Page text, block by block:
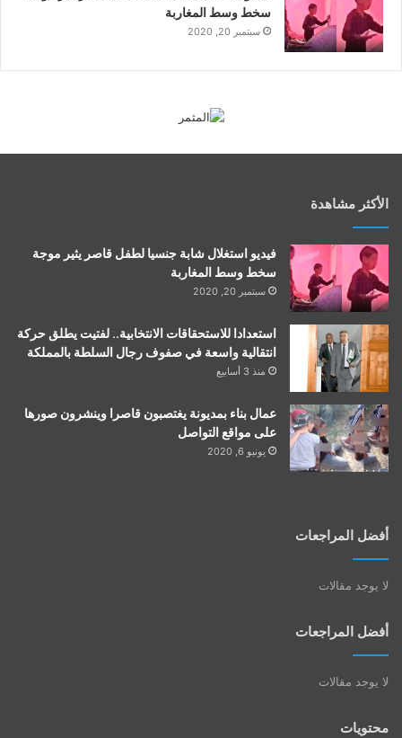
سخط وسط المغاربة
سبتمبر 20, 2020
الأكثر مشاهدة
فيديو استغلال شابة جنسيا لطفل قاصر يثير موجة
سخط وسط المغاربة
سبتمبر 20, 2020
استعدادا للاستحقاقات الانتخابية.. لفتيت يطلق حركة
انتقالية واسعة في صفوف رجال السلطة بالمملكة
منذ 3 أسابيع
عمال بناء بمديونة يغتصبون قاصرا وينشرون صورها
على مواقع التواصل
يونيو 6, 2020
أفضل المراجعات
لا يوجد مقالات
أفضل المراجعات
لا يوجد مقالات
محتويات